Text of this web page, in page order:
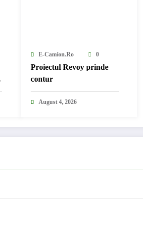
E-Camion.ro 0
Proiectul Revoy prinde
contur
August 4, 2026